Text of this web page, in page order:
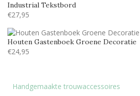
Stencil 9
Industrial Tekstbord
€27,95
Houten Gastenboek Groene Decoratie
€24,95
Handgemaakte trouwaccessoires